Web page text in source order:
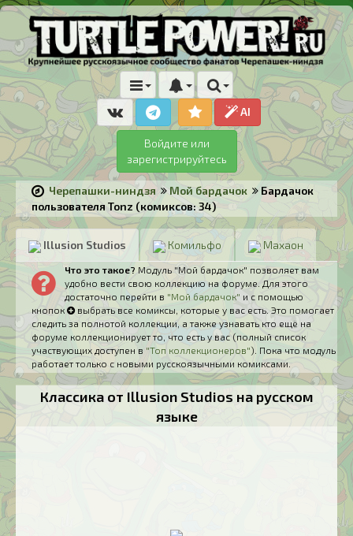
AI
Войдите или
зарегистрируйтесь
Черепашки-ниндзя Мой бардачок
Бардачок
пользователя Tonz (комиксов: 34)
Illusion Studios Комильфо Махаон
Что это такое? Модуль "Мой бардачок" позволяет вам
удобно вести свою коллекцию на форуме. Для этого
достаточно перейти в "Мой бардачок" и с помощью
кнопок
выбрать все комиксы, которые у вас есть. Это помогает
следить за полнотой коллекции, а также узнавать кто ещё на
форуме коллекционирует то, что есть у вас (полный список
участвующих доступен в "Топ коллекционеров"). Пока что модуль
работает только с новыми русскоязычными комиксами.
Классика от Illusion Studios на русском
языке